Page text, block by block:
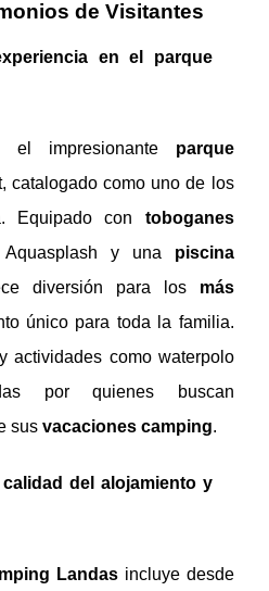
de Visitantes
en el parque
el impresionante parque
catalogado como uno de los
Equipado con toboganes
y una piscina
diversión para los más
único para toda la familia.
y actividades como waterpolo
por quienes buscan
sus vacaciones camping.
del alojamiento y
Landasincluye desde